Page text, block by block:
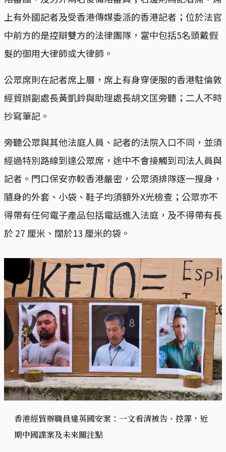
上有外國記者及受香港傳媒委派的香港記者；位於法官
中前方的是控辯雙方的法律團隊，當中包括5名頭戴假
髮的御用大律師或大律師。
公眾席則在記者席上層，席上有身穿便服的香港駐倫敦
經貿辦副處長黃凱鈴與助理處長胡文匡旁聽；二人不時
抄寫筆記。
旁聽公眾與其他法庭人員、記者的法院入口不同，並須
經過特別路線到達公眾席，途中不會接觸到司法人員與
記者。門口保安亦較香港嚴密，公眾須排隊逐一搜身，
隨身的外套、小袋、鞋子均須額外X光檢查；公眾亦不
得帶有任何電子產品包括電話進入法庭，及不得帶有長
於 27 厘米、闊於13 厘米的袋。
香港經貿辦職員違英國安案：一文看清被告、控罪，近
期中國諜案及未來關注點